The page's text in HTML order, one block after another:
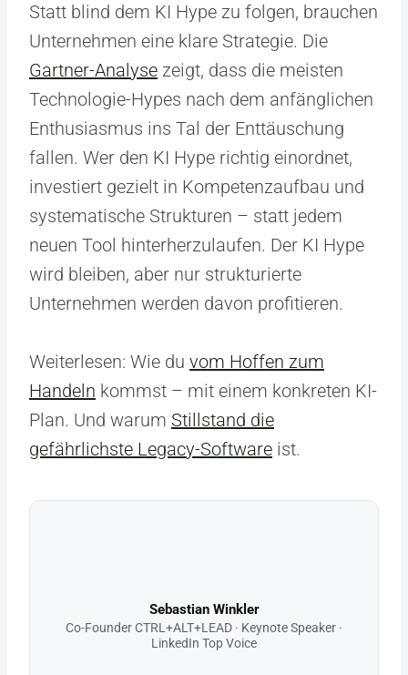
Statt blind dem KI Hype zu folgen, brauchen
Unternehmen eine klare Strategie. Die
Gartner-Analyse zeigt, dass die meisten
Technologie-Hypes nach dem anfänglichen
Enthusiasmus ins Tal der Enttäuschung
fallen. Wer den KI Hype richtig einordnet,
investiert gezielt in Kompetenzaufbau und
systematische Strukturen – statt jedem
neuen Tool hinterherzulaufen. Der KI Hype
wird bleiben, aber nur strukturierte
Unternehmen werden davon profitieren.
Weiterlesen: Wie du vom Hoffen zum
Handeln kommst – mit einem konkreten KI-
Plan. Und warum Stillstand die
gefährlichste Legacy-Software ist.
Sebastian Winkler
Co-Founder CTRL+ALT+LEAD · Keynote Speaker ·
LinkedIn Top Voice